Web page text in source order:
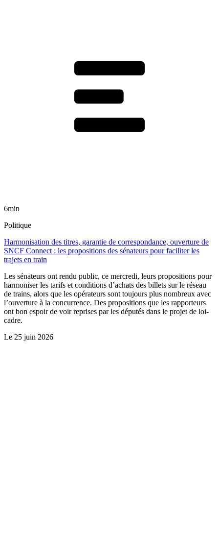
6min
Politique
Harmonisation des titres, garantie de correspondance, ouverture de
SNCF Connect : les propositions des sénateurs pour faciliter les
trajets en train
Les sénateurs ont rendu public, ce mercredi, leurs propositions pour
harmoniser les tarifs et conditions d’achats des billets sur le réseau
de trains, alors que les opérateurs sont toujours plus nombreux avec
l’ouverture à la concurrence. Des propositions que les rapporteurs
ont bon espoir de voir reprises par les députés dans le projet de loi-
cadre.
Le 25 juin 2026